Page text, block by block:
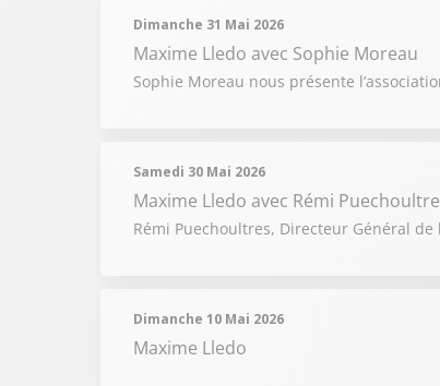
Dimanche 31 Mai 2026
Maxime Lledo avec Sophie Moreau
Sophie Moreau nous présente
Samedi 30 Mai 2026
Maxime Lledo avec Rémi
Rémi Puechoultres, Directeur Général
Dimanche 10 Mai 2026
Maxime Lledo